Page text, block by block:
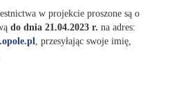
w projekcie proszone są o
do dnia 21.04.2023 r. na adres:
, przesyłając swoje imię,